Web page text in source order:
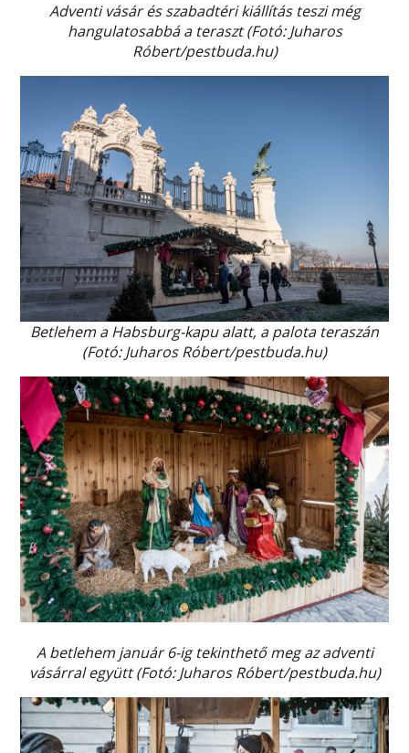
Adventi vásár és szabadtéri kiállítás teszi még
hangulatosabbá a teraszt (Fotó: Juharos
Róbert/pestbuda.hu)
Betlehem a Habsburg-kapu alatt, a palota teraszán
(Fotó: Juharos Róbert/pestbuda.hu)
A betlehem január 6-ig tekinthető meg az adventi
vásárral együtt (Fotó: Juharos Róbert/pestbuda.hu)